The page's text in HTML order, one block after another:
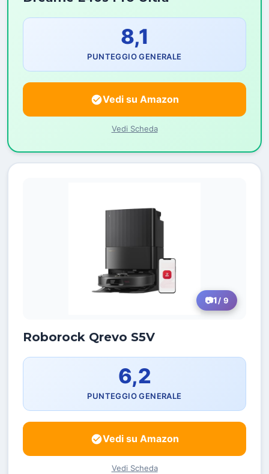
8,1
PUNTEGGIO GENERALE
Vedi su Amazon
Vedi Scheda
1/ 9
Roborock Qrevo S5V
6,2
PUNTEGGIO GENERALE
Vedi su Amazon
Vedi Scheda